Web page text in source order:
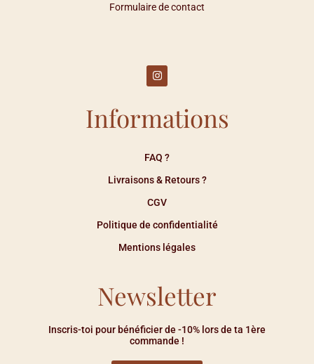
Formulaire de contact
Informations
FAQ ?
Livraisons & Retours ?
CGV
Politique de confidentialité
Mentions légales
Newsletter
Inscris-toi pour bénéficier de -10% lors de ta 1ère
commande !